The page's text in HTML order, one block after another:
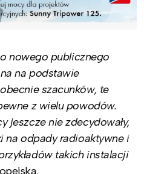
nowego publicznego
na podstawie
szacunków, te
z wielu powodów.
jeszcze nie zdecydowały,
na odpady radioaktywne i
takich instalacji